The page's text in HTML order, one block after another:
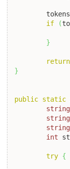
if
(
}
return
}
public static
string
string
string
int
try {